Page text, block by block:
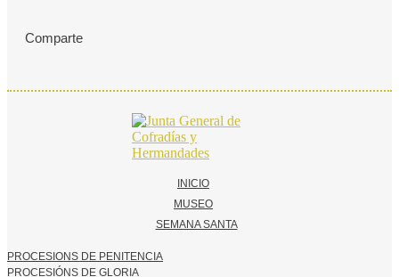
Comparte
INICIO
MUSEO
SEMANA SANTA
PROCESIONS DE PENITENCIA
PROCESIÓNS DE GLORIA